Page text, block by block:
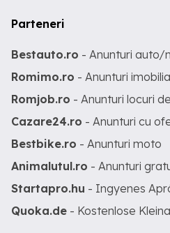
Parteneri
Bestauto.ro - Anunturi auto/
Romimo.ro - Anunturi
Romjob.ro - Anunturi locuri
Cazare24.ro - Anunturi cu
Bestbike.ro - Anunturi moto
Animalutul.ro - Anunturi
Startapro.hu - Ingyenes
Quoka.de - Kostenlose